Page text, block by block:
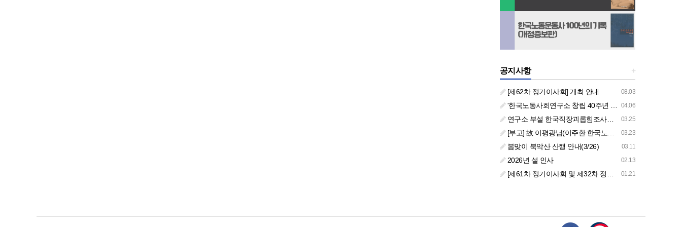
+
공지사항
08.03
[제62차 정기이사회] 개최 안내
04.06
'한국노동사회연구소 창립 40주년 기념 행사 안내'
03.25
연구소 부설 한국직장괴롭힘조사센터 '2026년도 주요 사업 안내' (교육/컨설팅)
03.23
[부고] 故 이평광님(이주환 한국노동사회연구소 부소장 부친상)
03.11
봄맞이 북악산 산행 안내(3/26)
02.13
2026년 설 인사
01.21
[제61차 정기이사회 및 제32차 정기총회 합동회의] 개최 안내